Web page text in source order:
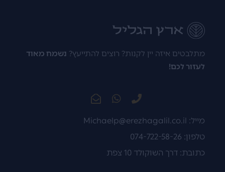
מתלבטים איזה יין לקנות? רוצים להתייעץ?נשמח מאוד
לעזור לכם!
מייל:Michaelp@erezhagalil.co.il
טלפון: 074-722-58-26
כתובת: דרך השוקולד 10 צפת